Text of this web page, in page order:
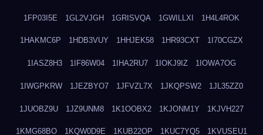
1FP03I5E 1GL2VJGH 1GRISVQA 1GWILLXI 1H4L4ROK
1HAKMC6P 1HDB3VUY 1HHJEK58 1HR93CXT 1I70CGZX
1IASZ8H3 1IF86W04 1IHA2RU7 1IOKJ9IZ 1IOWA7OG
1IWGPKRW 1JEZBYO7 1JFVZL7X 1JKQPSW2 1JL35ZZ0
1JUOBZ9U 1JZ9UNM8 1K1OOBX2 1KJONM1Y 1KJVH227
1KMG68BO 1KQW0D9E 1KUB22OP 1KUC7YQ5 1KVUSEU1